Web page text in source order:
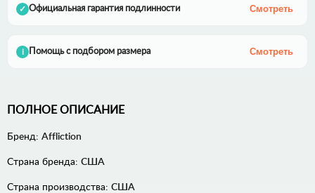
✓ Официальная гарантия подлинности Смотреть
i Помощь с подбором размера Смотреть
ПОЛНОЕ ОПИСАНИЕ
Бренд: Affliction
Страна бренда: США
Страна производства: США